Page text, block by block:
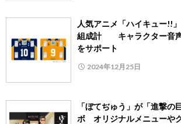
人気アニメ「ハイキュー!!
組成計 キャラクター音声
をサポート
2024年12月25日
「ぼてぢゅう」が「進撃の
ボ オリジナルメニューやグ